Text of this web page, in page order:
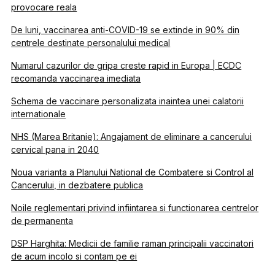
provocare reala
De luni, vaccinarea anti-COVID-19 se extinde in 90% din
centrele destinate personalului medical
Numarul cazurilor de gripa creste rapid in Europa | ECDC
recomanda vaccinarea imediata
Schema de vaccinare personalizata inaintea unei calatorii
internationale
NHS (Marea Britanie): Angajament de eliminare a cancerului
cervical pana in 2040
Noua varianta a Planului National de Combatere si Control al
Cancerului, in dezbatere publica
Noile reglementari privind infiintarea si functionarea centrelor
de permanenta
DSP Harghita: Medicii de familie raman principalii vaccinatori
de acum incolo si contam pe ei